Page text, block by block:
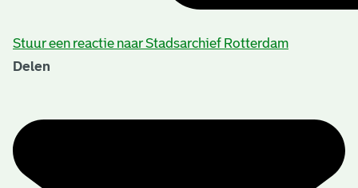
Stuur een reactie naar Stadsarchief Rotterdam
Delen